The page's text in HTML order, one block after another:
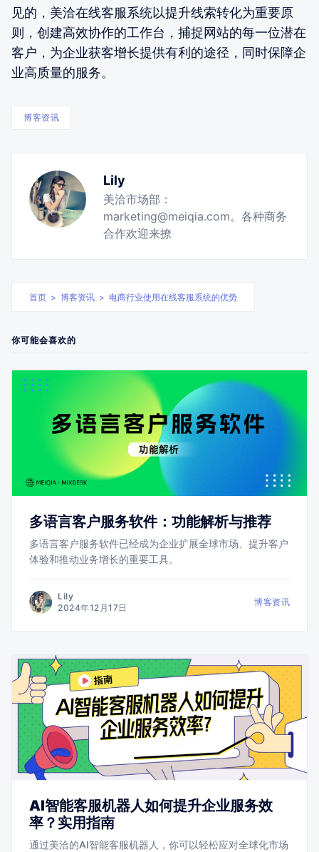
见的，美洽在线客服系统以提升线索转化为重要原
则，创建高效协作的工作台，捕捉网站的每一位潜在
客户，为企业获客增长提供有利的途径，同时保障企
业高质量的服务。
博客资讯
Lily
美洽市场部：
marketing@meiqia.com。各种商务
合作欢迎来撩
首页 > 博客资讯 > 电商行业使用在线客服系统的优势
你可能会喜欢的
多语言客户服务软件：功能解析与推荐
多语言客户服务软件已经成为企业扩展全球市场、提升客户
体验和推动业务增长的重要工具。
Lily
2024年12月17日
博客资讯
AI智能客服机器人如何提升企业服务效
率？实用指南
通过美洽的AI智能客服机器人，你可以轻松应对全球化市场